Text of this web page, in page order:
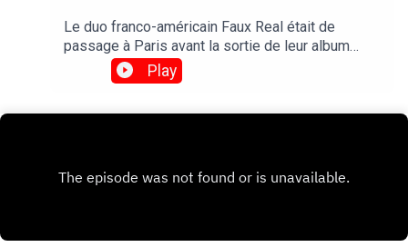
Le duo franco-américain Faux Real était de
passage à Paris avant la sortie de leur album
"Poison Time" le 4 septembre. On en a profité
pour les inviter pour un DJ set exclusif avant de
Play